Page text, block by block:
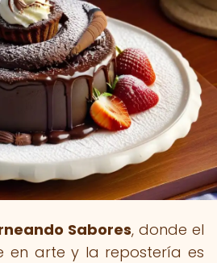
Sabores, donde el
en arte y la repostería es